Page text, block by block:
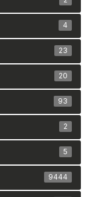
4
23
20
93
2
5
9444